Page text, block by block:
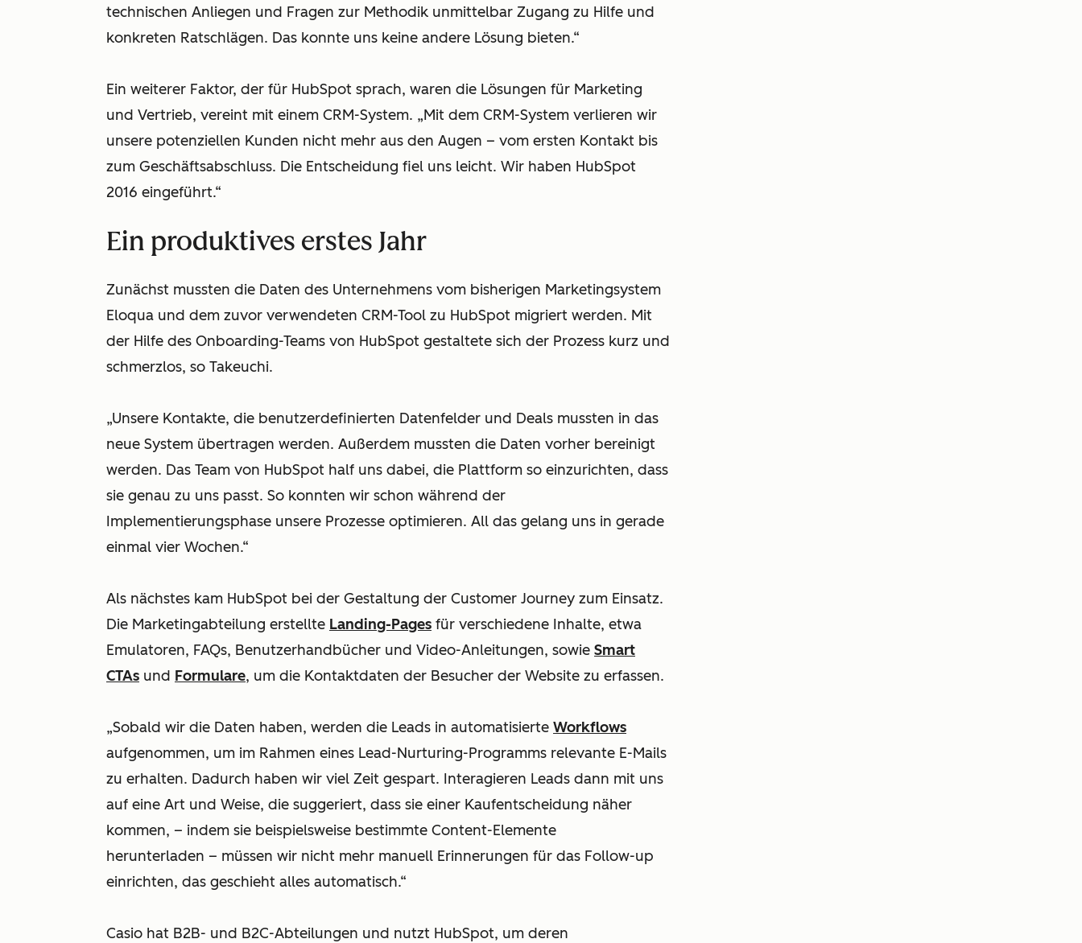
technischen Anliegen und Fragen zur Methodik unmittelbar Zugang zu Hilfe und
konkreten Ratschlägen. Das konnte uns keine andere Lösung bieten.“
Ein weiterer Faktor, der für HubSpot sprach, waren die Lösungen für Marketing
und Vertrieb, vereint mit einem CRM-System. „Mit dem CRM-System verlieren wir
unsere potenziellen Kunden nicht mehr aus den Augen – vom ersten Kontakt bis
zum Geschäftsabschluss. Die Entscheidung fiel uns leicht. Wir haben HubSpot
2016 eingeführt.“
Ein produktives erstes Jahr
Zunächst mussten die Daten des Unternehmens vom bisherigen Marketingsystem
Eloqua und dem zuvor verwendeten CRM-Tool zu HubSpot migriert werden. Mit
der Hilfe des Onboarding-Teams von HubSpot gestaltete sich der Prozess kurz und
schmerzlos, so Takeuchi.
„Unsere Kontakte, die benutzerdefinierten Datenfelder und Deals mussten in das
neue System übertragen werden. Außerdem mussten die Daten vorher bereinigt
werden. Das Team von HubSpot half uns dabei, die Plattform so einzurichten, dass
sie genau zu uns passt. So konnten wir schon während der
Implementierungsphase unsere Prozesse optimieren. All das gelang uns in gerade
einmal vier Wochen.“
Als nächstes kam HubSpot bei der Gestaltung der Customer Journey zum Einsatz.
Die Marketingabteilung erstellte Landing-Pages für verschiedene Inhalte, etwa
Emulatoren, FAQs, Benutzerhandbücher und Video-Anleitungen, sowie Smart
CTAs und Formulare, um die Kontaktdaten der Besucher der Website zu erfassen.
„Sobald wir die Daten haben, werden die Leads in automatisierte Workflows
aufgenommen, um im Rahmen eines Lead-Nurturing-Programms relevante E-Mails
zu erhalten. Dadurch haben wir viel Zeit gespart. Interagieren Leads dann mit uns
auf eine Art und Weise, die suggeriert, dass sie einer Kaufentscheidung näher
kommen, – indem sie beispielsweise bestimmte Content-Elemente
herunterladen – müssen wir nicht mehr manuell Erinnerungen für das Follow-up
einrichten, das geschieht alles automatisch.“
Casio hat B2B- und B2C-Abteilungen und nutzt HubSpot, um deren